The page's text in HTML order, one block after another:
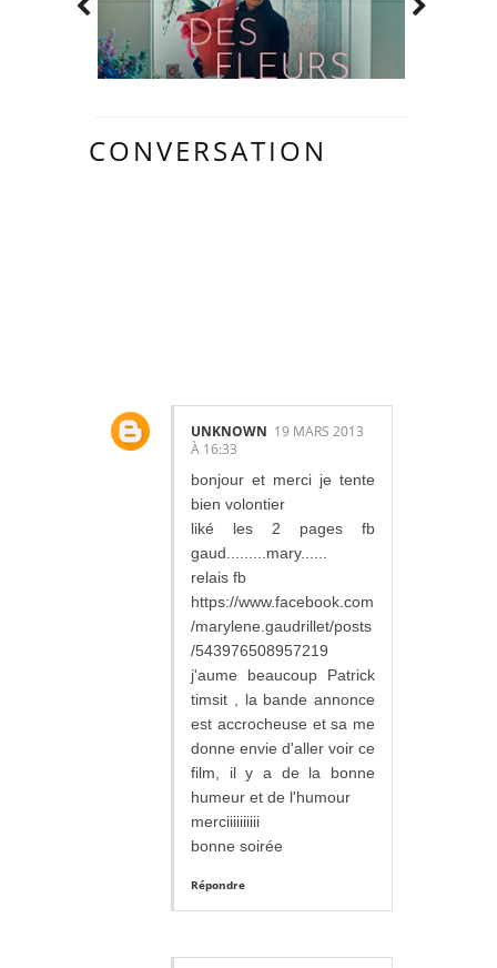
CONVERSATION
UNKNOWN 19 MARS 2013
À 16:33
bonjour et merci je tente
bien volontier
liké les 2 pages fb
gaud.........mary......
relais fb
https://www.facebook.com
/marylene.gaudrillet/posts
/543976508957219
j'aume beaucoup Patrick
timsit , la bande annonce
est accrocheuse et sa me
donne envie d'aller voir ce
film, il y a de la bonne
humeur et de l'humour
merciiiiiiiiii
bonne soirée
Répondre